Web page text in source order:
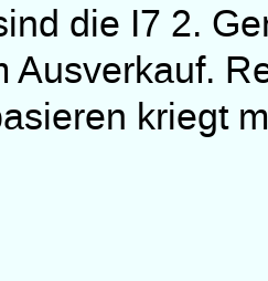
die I7 2.
Ausverkauf.
kriegt